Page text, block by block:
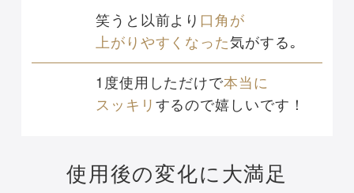
笑うと以前より 口角が
上がりやすくなった気がする｡
1度使用しただけで本当に
スッキリするので嬉しいです！
使用後の変化に大満足